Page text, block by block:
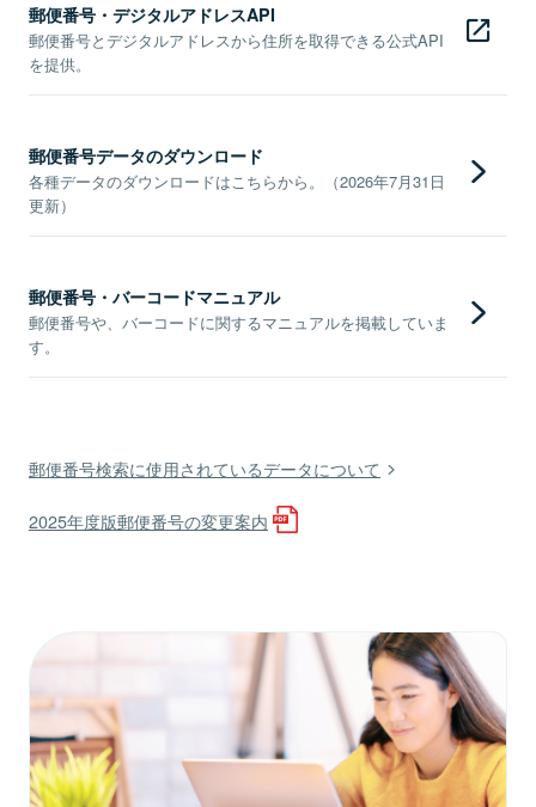
郵便番号・デジタルアドレスAPI
郵便番号とデジタルアドレスから住所を取得できる公式API
を提供。
郵便番号データのダウンロード
各種データのダウンロードはこちらから。（2026年7月31日
更新）
郵便番号・バーコードマニュアル
郵便番号や、バーコードに関するマニュアルを掲載していま
す。
郵便番号検索に使用されているデータについて
2025年度版郵便番号の変更案内